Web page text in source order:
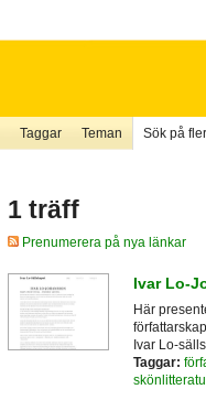
Taggar Teman Sök på
1 träff
Prenumerera på nya länkar
Ivar Lo-
Här
Ivar Lo-
Taggar: